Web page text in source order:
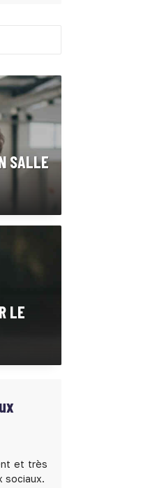
SALLE
LE
et très
sociaux.